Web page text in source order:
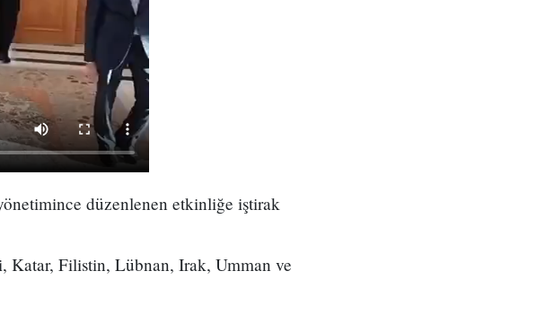
düzenlenen etkinliğe iştirak
Katar, Filistin, Lübnan, Irak, Umman ve